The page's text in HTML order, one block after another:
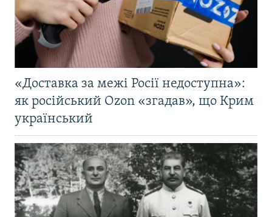
«Доставка за межі Росії недоступна»:
як російський Ozon «згадав», що Крим
український